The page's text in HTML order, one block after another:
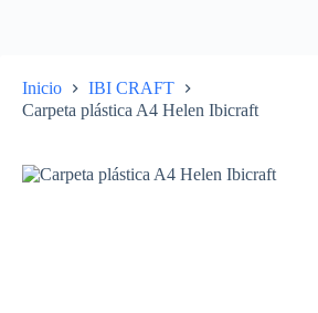
Inicio
IBI CRAFT
Carpeta plástica A4 Helen Ibicraft